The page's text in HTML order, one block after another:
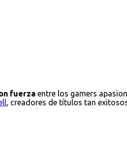
fuerza entre los gamers
, creadores de títulos tan